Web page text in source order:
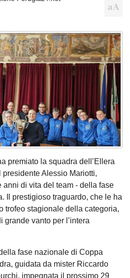
premiato la squadra dell’Ellera
Alessio Mariotti,
anni di vita del team - della fase
Il prestigioso traguardo, che le ha
trofeo stagionale della categoria,
grande vanto per l’intera
fase nazionale di Coppa
guidata da mister Riccardo
impegnata il prossimo 29